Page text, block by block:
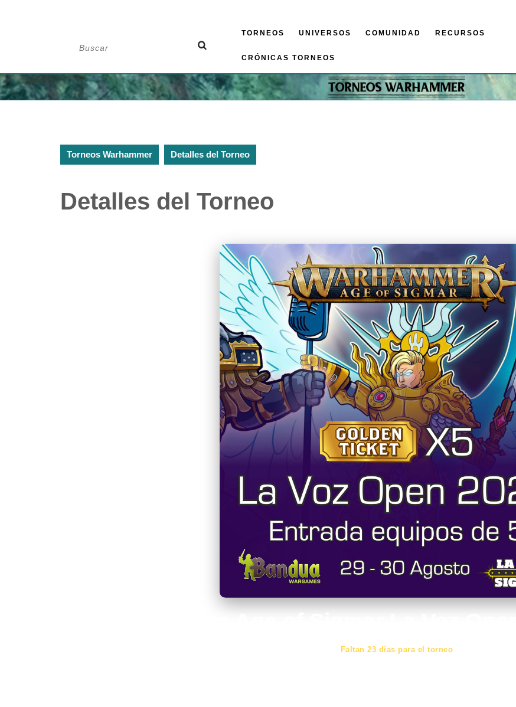
TORNEOS UNIVERSOS COMUNIDAD RECURSOS
CRÓNICAS TORNEOS
Torneos Warhammer Detalles del Torneo
Detalles del Torneo
Faltan 23 días para el torneo